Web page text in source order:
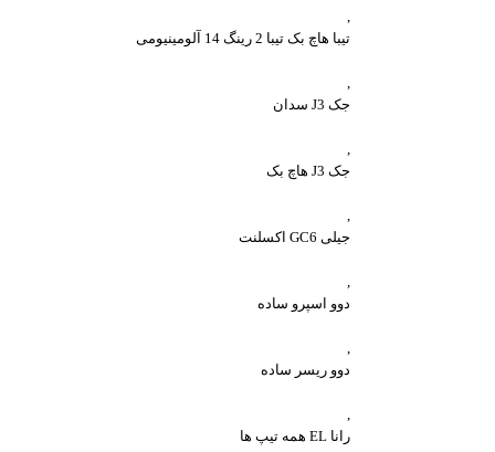
,
تیبا هاچ بک تیبا 2 رینگ 14 آلومینیومی
,
جک J3 سدان
,
جک J3 هاچ بک
,
جیلی GC6 اکسلنت
,
دوو اسپرو ساده
,
دوو ریسر ساده
,
رانا EL همه تیپ ها